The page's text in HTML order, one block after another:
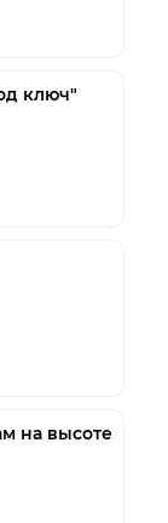
200 Дж)
З, К 20, Щ 20,
ключ"
на высоте